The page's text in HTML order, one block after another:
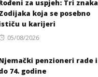
za uspjeh: Tri znaka
koja se posebno
u karijeri
Posted
05/08/2026
penzioneri rade i
74. godine